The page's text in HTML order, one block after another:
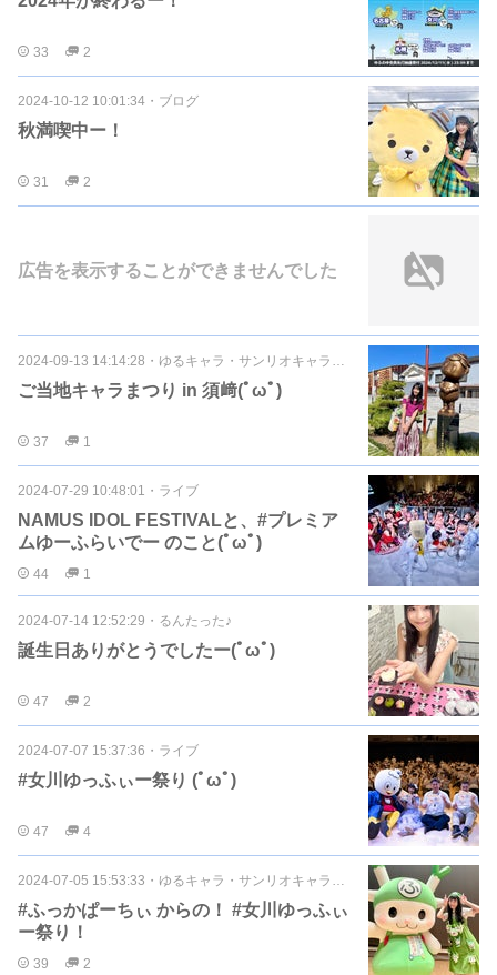
33 2
2024-10-12 10:01:34 ・ ブログ
秋満喫中ー！
31 2
広告を表示することができませんでした
2024-09-13 14:14:28 ・ ゆるキャラ・サンリオキャラクター
ご当地キャラまつり in 須﨑(ﾟωﾟ)
37 1
2024-07-29 10:48:01 ・ ライブ
NAMUS IDOL FESTIVALと、#プレミア
ムゆーふらいでー のこと(ﾟωﾟ)
44 1
2024-07-14 12:52:29 ・ るんたった♪
誕生日ありがとうでしたー(ﾟωﾟ)
47 2
2024-07-07 15:37:36 ・ ライブ
#女川ゆっふぃー祭り (ﾟωﾟ)
47 4
2024-07-05 15:53:33 ・ ゆるキャラ・サンリオキャラクター
#ふっかぱーちぃ からの！ #女川ゆっふぃ
ー祭り！
39 2